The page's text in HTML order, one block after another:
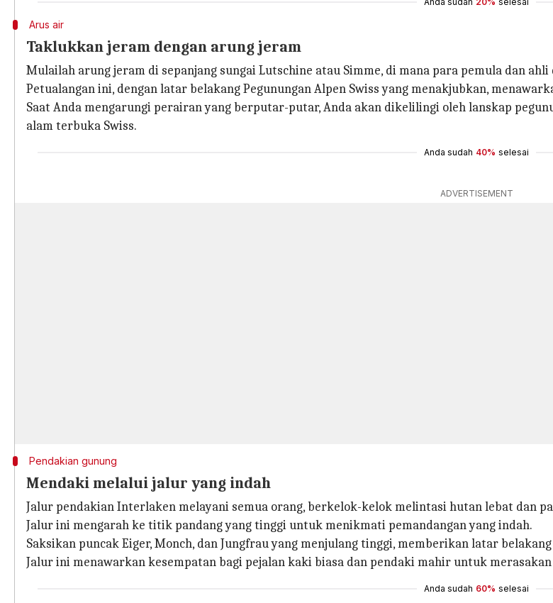
Arus air
Taklukkan jeram dengan arung jeram
Mulailah arung jeram di sepanjang sungai Lutschine atau Simme, di mana para pemula dan
Petualangan ini, dengan latar belakang Pegunungan Alpen Swiss yang menakjubkan,
Saat Anda mengarungi perairan yang berputar-putar, Anda akan dikelilingi oleh lanskap
alam terbuka Swiss.
Anda sudah 40% selesai
ADVERTISEMENT
Pendakian gunung
Mendaki melalui jalur yang indah
Jalur pendakian Interlaken melayani semua orang, berkelok-kelok melintasi hutan lebat dan
Jalur ini mengarah ke titik pandang yang tinggi untuk menikmati pemandangan yang indah.
Saksikan puncak Eiger, Monch, dan Jungfrau yang menjulang tinggi, memberikan latar
Jalur ini menawarkan kesempatan bagi pejalan kaki biasa dan pendaki mahir untuk
Anda sudah 60% selesai